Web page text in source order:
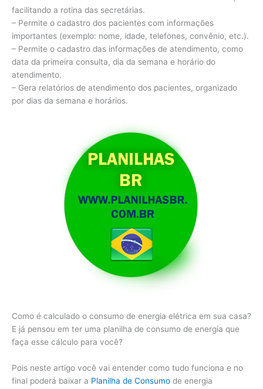
facilitando a rotina das secretárias.
– Permite o cadastro dos pacientes com informações
importantes (exemplo: nome, idade, telefones, convênio, etc.).
– Permite o cadastro das informações de atendimento, como
data da primeira consulta, dia da semana e horário do
atendimento.
– Gera relatórios de atendimento dos pacientes, organizado
por dias da semana e horários.
Como é calculado o consumo de energia elétrica em sua casa?
E já pensou em ter uma planilha de consumo de energia que
faça esse cálculo para você?
Pois neste artigo você vai entender como tudo funciona e no
final poderá baixar a Planilha de Consumo de energia